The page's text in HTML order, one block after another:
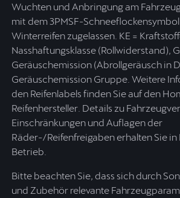
Wuchten und Anbringung am
mit dem 3PMSF-
Winterreifen zugelassen. KE =
Nasshaftungsklasse (Rollwiderstand),
Geräuschemission (Abrollgeräusch in
Geräuschemission Gruppe. Weitere
den Reifenlabels finden Sie auf den
Reifenhersteller. Details zu
Einschränkungen und Auflagen der
Räder-/Reifenfreigaben erhalten Sie in
Betrieb.
Bitte beachten Sie, dass sich durch
und Zubehör relevante